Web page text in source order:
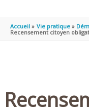
Accueil Vie pratique
Recensement citoyen